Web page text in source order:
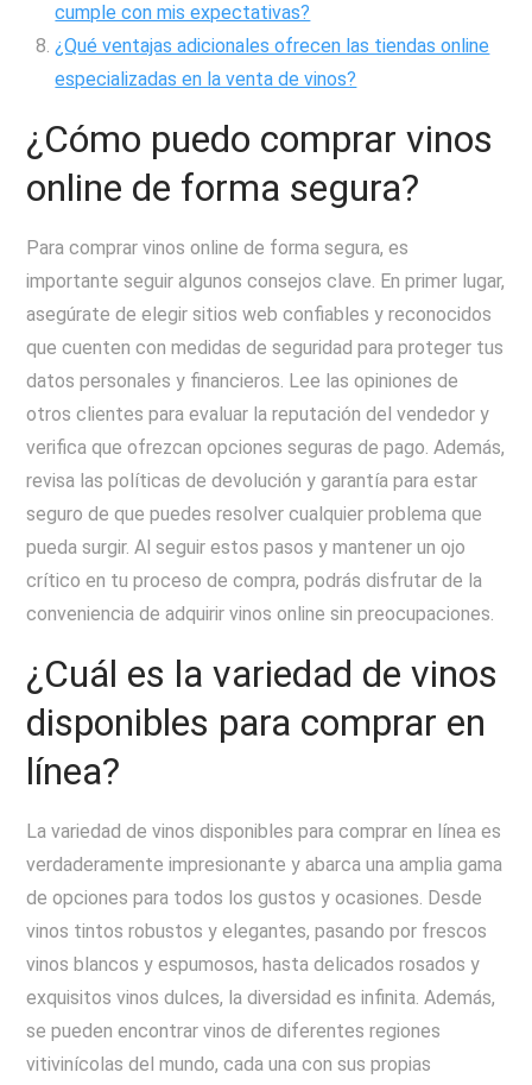
cumple con mis expectativas?
¿Qué ventajas adicionales ofrecen las tiendas online
especializadas en la venta de vinos?
¿Cómo puedo comprar vinos
online de forma segura?
Para comprar vinos online de forma segura, es
importante seguir algunos consejos clave. En primer lugar,
asegúrate de elegir sitios web confiables y reconocidos
que cuenten con medidas de seguridad para proteger tus
datos personales y financieros. Lee las opiniones de
otros clientes para evaluar la reputación del vendedor y
verifica que ofrezcan opciones seguras de pago. Además,
revisa las políticas de devolución y garantía para estar
seguro de que puedes resolver cualquier problema que
pueda surgir. Al seguir estos pasos y mantener un ojo
crítico en tu proceso de compra, podrás disfrutar de la
conveniencia de adquirir vinos online sin preocupaciones.
¿Cuál es la variedad de vinos
disponibles para comprar en
línea?
La variedad de vinos disponibles para comprar en línea es
verdaderamente impresionante y abarca una amplia gama
de opciones para todos los gustos y ocasiones. Desde
vinos tintos robustos y elegantes, pasando por frescos
vinos blancos y espumosos, hasta delicados rosados y
exquisitos vinos dulces, la diversidad es infinita. Además,
se pueden encontrar vinos de diferentes regiones
vitivinícolas del mundo, cada una con sus propias